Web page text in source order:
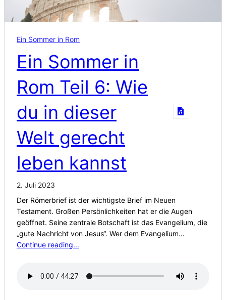
Ein Sommer in Rom
Ein Sommer in
Rom Teil 6: Wie
du in dieser
Welt gerecht
leben kannst
2. Juli 2023
Der Römerbrief ist der wichtigste Brief im Neuen
Testament. Großen Persönlichkeiten hat er die Augen
geöffnet. Seine zentrale Botschaft ist das Evangelium, die
„gute Nachricht von Jesus“. Wer dem Evangelium…
Continue reading...